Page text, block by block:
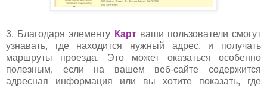
3. Благодаря элементу Картваши пользователи смогут
узнавать, где находится нужный адрес, и получать
маршруты проезда. Это может оказаться особенно
полезным, если на вашем веб-сайте содержится
адресная информация или вы хотите показать, где